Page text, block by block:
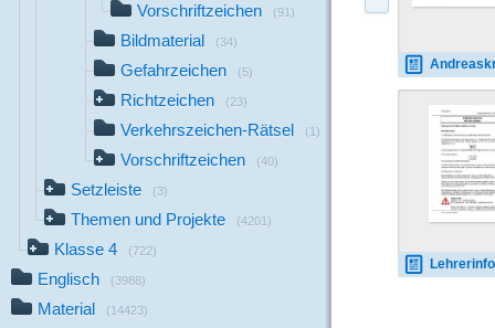
Vorschriftzeichen (91)
Bildmaterial (34)
Gefahrzeichen (5)
Richtzeichen (23)
Verkehrszeichen-Rätsel (1)
Vorschriftzeichen (40)
Setzleiste (3)
Themen und Projekte (4201)
Klasse 4 (722)
Englisch (3988)
Material (14423)
Lehrerinformation-